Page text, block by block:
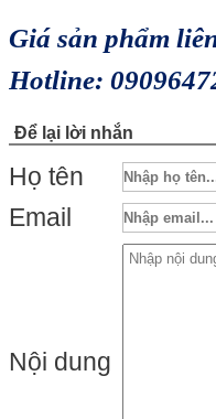
Giá sản phẩm
Hotline:
Để lại lời nhắn
Họ tên
Email
Nội dung